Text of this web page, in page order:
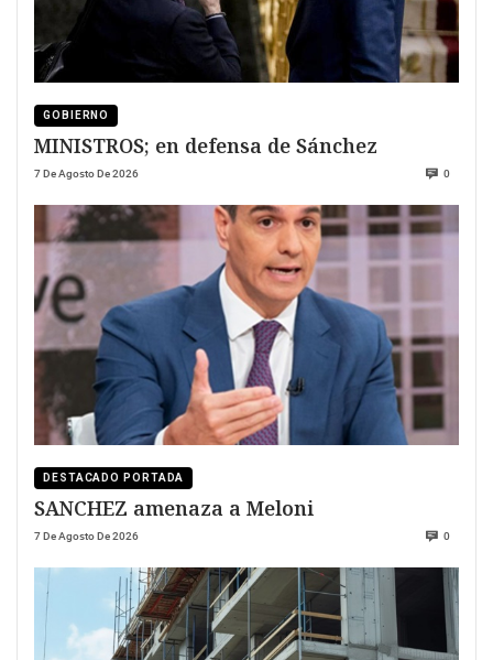
GOBIERNO
MINISTROS; en defensa de Sánchez
7 De Agosto De 2026 0
DESTACADO PORTADA
SANCHEZ amenaza a Meloni
7 De Agosto De 2026 0